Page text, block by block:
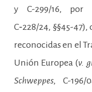
y C-299/16, por
C‑228/24, §§45-
reconocidas en el
Unión Europea (v.
Schweppes, C-196/